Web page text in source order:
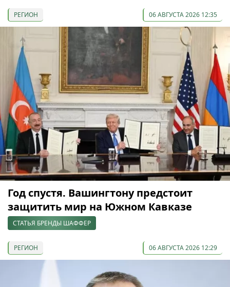
РЕГИОН 06 АВГУСТА 2026 12:35
Год спустя. Вашингтону предстоит
защитить мир на Южном Кавказе
СТАТЬЯ БРЕНДЫ ШАФФЕР
РЕГИОН 06 АВГУСТА 2026 12:29